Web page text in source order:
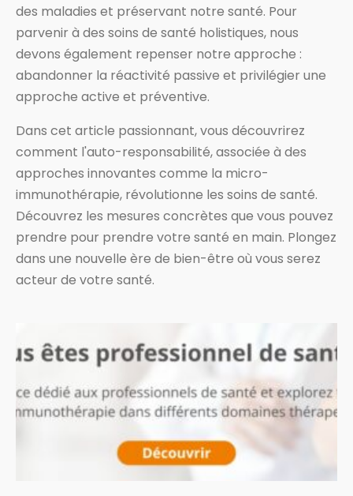
des maladies et préservant notre santé. Pour
parvenir à des soins de santé holistiques, nous
devons également repenser notre approche :
abandonner la réactivité passive et privilégier une
approche active et préventive.
Dans cet article passionnant, vous découvrirez
comment l'auto-responsabilité, associée à des
approches innovantes comme la micro-
immunothérapie, révolutionne les soins de santé.
Découvrez les mesures concrètes que vous pouvez
prendre pour prendre votre santé en main. Plongez
dans une nouvelle ère de bien-être où vous serez
acteur de votre santé.